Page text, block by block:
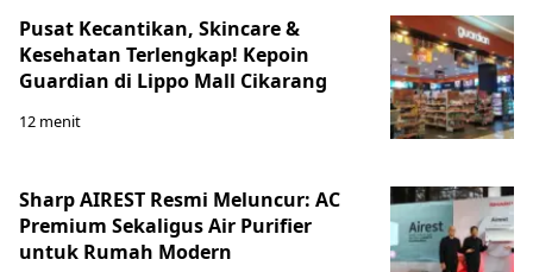
Pusat Kecantikan, Skincare &
Kesehatan Terlengkap! Kepoin
Guardian di Lippo Mall Cikarang
12 menit
Sharp AIREST Resmi Meluncur: AC
Premium Sekaligus Air Purifier
untuk Rumah Modern